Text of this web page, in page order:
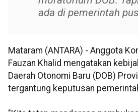
ada di pemerintah
Mataram (ANTARA) - Anggota
Fauzan Khalid mengatakan
Daerah Otonomi Baru (DOB)
tergantung keputusan